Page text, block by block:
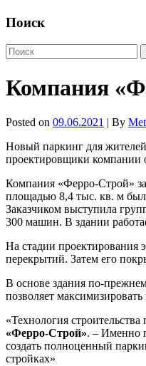
Поиск
Компания
Posted on 09.06.2021 | By
Новый паркинг для
проектировщики компании
Компания «Ферро-Строй»
площадью 8,4 тыс. кв. м
Заказчиком выступила
300 машин. В здании
На стадии проектирования
перекрытий. Затем его
В основе здания по-
позволяет
«Технология
«Ферро-Строй». – Именно
создать полноценный
стройках»